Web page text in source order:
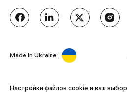
Made in Ukraine
Настройки файлов cookie и ваш выбор